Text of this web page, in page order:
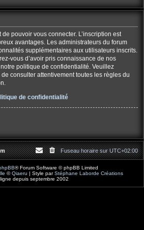
pouvoir vous connecter. L’inscription est
avantages. Les administrateurs du forum
supplémentaires aux utilisateurs inscrits.
vous d’avoir pris connaissance de nos
politique de confidentialité. Veuillez
consulter attentivement toutes les règles du
de confidentialité
Fuseau horaire surUTC+02:00
® Forum Software © phpBB Limited
©Qiaeru | Style parStéphane Laborde Créations
depuis septembre 2002